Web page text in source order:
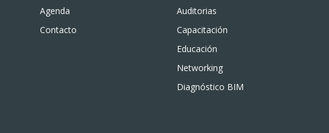
Agenda
Contacto
Auditorias
Capacitación
Educación
Networking
Diagnóstico BIM